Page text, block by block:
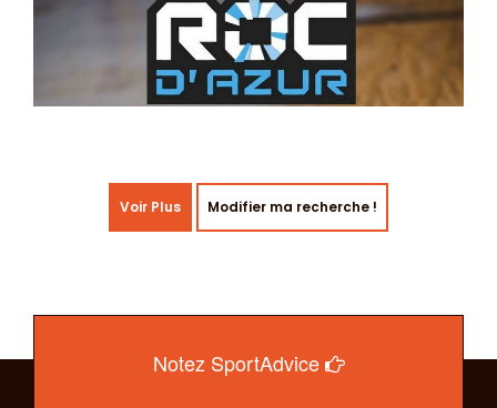
Voir Plus Modifier ma recherche !
Notez SportAdvice